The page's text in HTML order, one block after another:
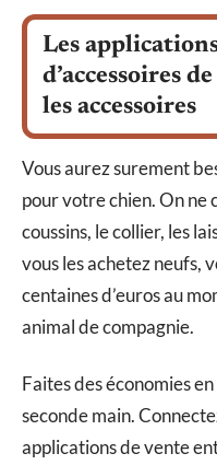
Les
d’accessoires
les accessoires
Vous aurez surement
pour votre chien. On ne
coussins, le collier, les
vous les achetez neufs,
centaines d’euros au
animal de compagnie.
Faites des économies
seconde main.
applications de vente